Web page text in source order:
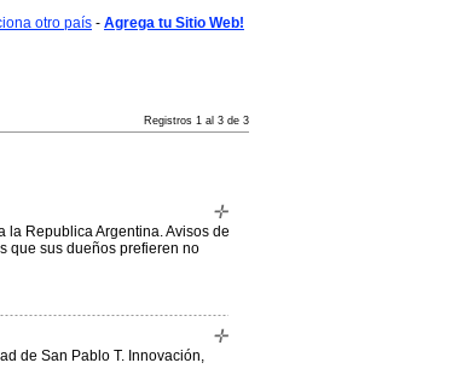
otro país - Agrega tu Sitio Web!
Registros 1 al 3 de 3
la Republica Argentina. Avisos de
que sus dueños prefieren no
de San Pablo T. Innovación,